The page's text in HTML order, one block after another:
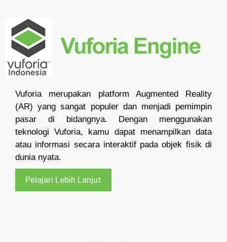
Vuforia merupakan platform Augmented Reality
(AR) yang sangat populer dan menjadi pemimpin
pasar di bidangnya. Dengan menggunakan
teknologi Vuforia, kamu dapat menampilkan data
atau informasi secara interaktif pada objek fisik di
dunia nyata.
Pelajari Lebih Lanjut